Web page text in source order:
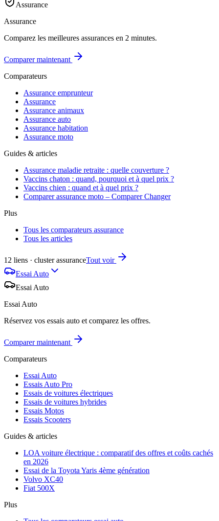
Assurance
Assurance
Comparez les meilleures assurances en 2 minutes.
Comparer maintenant
Comparateurs
Assurance emprunteur
Assurance
Assurance animaux
Assurance auto
Assurance habitation
Assurance moto
Guides & articles
Assurance maladie retraite : quelle couverture ?
Vaccins chaton : quand, pourquoi et à quel prix ?
Vaccins chien : quand et à quel prix ?
Comparer assurance moto – Comparer Changer
Plus
Tous les comparateurs assurance
Tous les articles
12 liens · cluster assuranceTout voir
Essai Auto
Essai Auto
Essai Auto
Réservez vos essais auto et comparez les offres.
Comparer maintenant
Comparateurs
Essai Auto
Essais Auto Pro
Essais de voitures électriques
Essais de voitures hybrides
Essais Motos
Essais Scooters
Guides & articles
LOA voiture électrique : comparatif des offres et coûts cachés
en 2026
Essai de la Toyota Yaris 4ème génération
Volvo XC40
Fiat 500X
Plus